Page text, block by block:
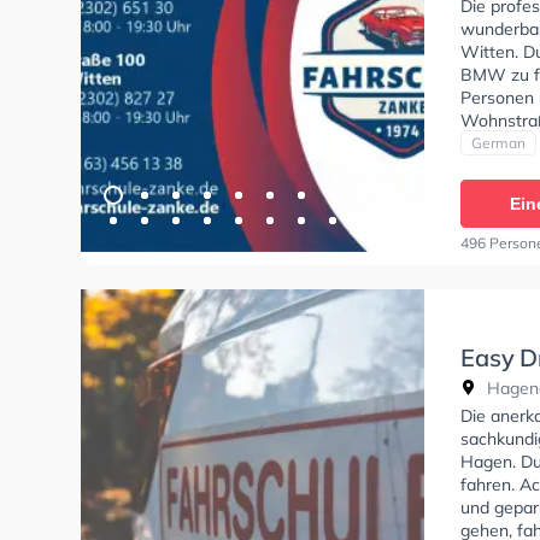
Die
Witten.
BMW zu
Perfekte
A2, Mofa
ASF
theorie
German
496
Easy
Die
Hagen.
fahren.
und
gehen,